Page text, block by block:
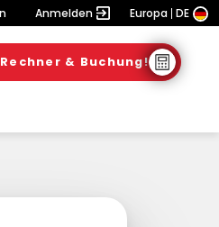
Anmelden Europa DE
& Buchung!